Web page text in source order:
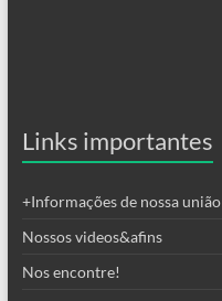
Links importantes
+Informações de nossa união
Nossos videos&afins
Nos encontre!